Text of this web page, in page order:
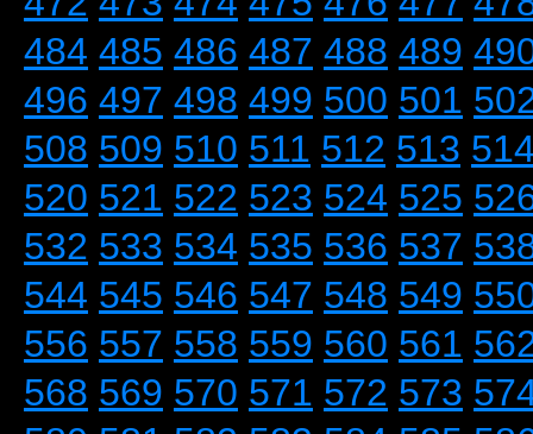
484 485 486 487 488 489
496 497 498 499 500 501
508 509 510 511 512 513
520 521 522 523 524 525
532 533 534 535 536 537
544 545 546 547 548 549
556 557 558 559 560 561
568 569 570 571 572 573